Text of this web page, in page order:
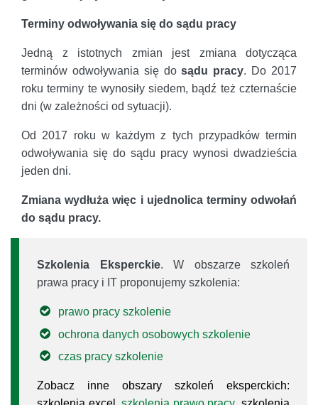
Terminy odwoływania się do sądu pracy
Jedną z istotnych zmian jest zmiana dotycząca
terminów odwoływania się dosądu pracy. Do 2017
roku terminy te wynosiły siedem, bądź też czternaście
dni (w zależności od sytuacji).
Od 2017 roku w każdym z tych przypadków termin
odwoływania się do sądu pracy wynosi dwadzieścia
jeden dni.
Zmiana wydłuża więc i ujednolica terminy odwołań
do sądu pracy.
Szkolenia Eksperckie. W obszarze szkoleń
prawa pracy i IT proponujemy szkolenia:
prawo pracy szkolenie
ochrona danych osobowych szkolenie
czas pracy szkolenie
Zobacz inne obszary szkoleń eksperckich: